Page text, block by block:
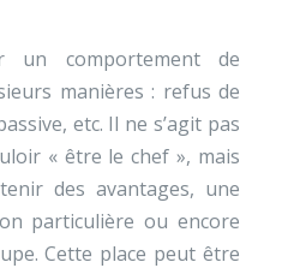
un comportement de
manières : refus de
etc. Il ne s’agit pas
« être le chef », mais
des avantages, une
particulière ou encore
Cette place peut être